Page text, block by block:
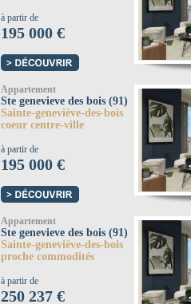
à partir de
195 000 €
Appartement
Ste genevieve des bois (91)
Sainte-geneviève-des-bois
coeur centre-ville
à partir de
195 000 €
Appartement
Ste genevieve des bois (91)
Sainte-geneviève-des-bois
proche commodités
à partir de
250 237 €